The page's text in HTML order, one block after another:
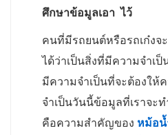
ศึกษาข้อมูลเอา ไว้
คนที่มีรถยนต์หรือรถเก๋งจ
ได้ว่าเป็นสิ่งที่มีความจำเป็
มีความจำเป็นที่จะต้องใ
จำเป็นวันนี้ข้อมูลที่เราจะ
คือความสำคัญของ หม้อ